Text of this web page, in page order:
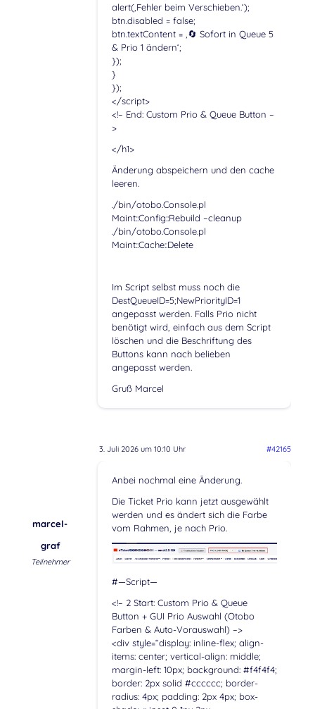
alert(‚Fehler beim Verschieben.‘);
btn.disabled = false;
btn.textContent = ‚🔄 Sofort in Queue 5
& Prio 1 ändern‘;
});
}
});
</script>
<!– End: Custom Prio & Queue Button –
>
</h1>
Änderung abspeichern und den cache
leeren.
./bin/otobo.Console.pl
Maint::Config::Rebuild –cleanup
./bin/otobo.Console.pl
Maint::Cache::Delete
Im Script selbst muss noch die
DestQueueID=5;NewPriorityID=1
angepasst werden. Falls Prio nicht
benötigt wird, einfach aus dem Script
löschen und die Beschriftung des
Buttons kann nach belieben
angepasst werden.
Gruß Marcel
3. Juli 2026 um 10:10 Uhr #42165
marcel-
graf
Teilnehmer
Anbei nochmal eine Änderung.
Die Ticket Prio kann jetzt ausgewählt
werden und es ändert sich die Farbe
vom Rahmen, je nach Prio.
#—Script—
<!– 2 Start: Custom Prio & Queue
Button + GUI Prio Auswahl (Otobo
Farben & Auto-Vorauswahl) –>
<div style=“display: inline-flex; align-
items: center; vertical-align: middle;
margin-left: 10px; background: #f4f4f4;
border: 2px solid #cccccc; border-
radius: 4px; padding: 2px 4px; box-